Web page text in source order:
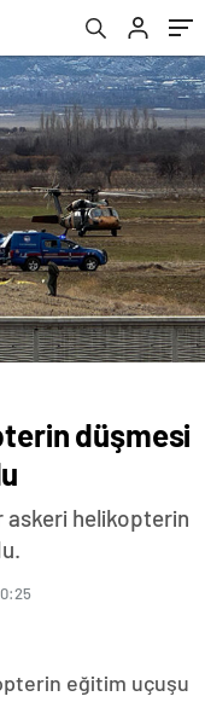
düşmesi
askeri helikopterin
eğitim uçuşu